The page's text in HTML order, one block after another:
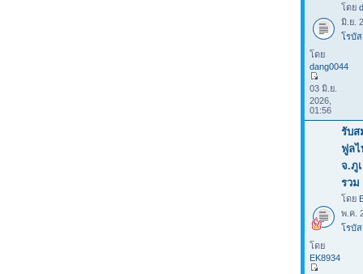
โดย
มิ.ย.
โรบั
โดย
dang0044
03 มิ.ย.
2026,
01:56
รับส
ฟูล
จ.ภู
รวม
โดย
พ.ค.
โรบั
โดย
EK8934